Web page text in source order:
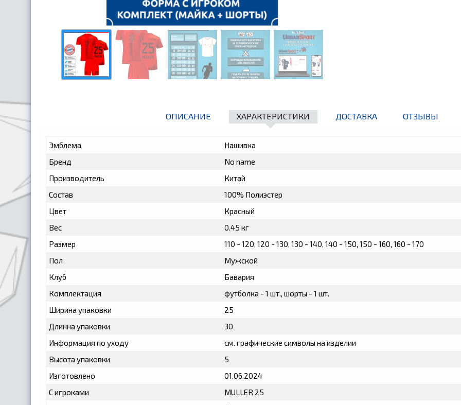
ОПИСАНИЕ ХАРАКТЕРИСТИКИ ДОСТАВКА ОТЗЫВЫ
Эмблема
Нашивка
Бренд
No name
Производитель
Китай
Состав
100% Полиэстер
Цвет
Красный
Вес
0.45 кг
Размер
110 - 120, 120 - 130, 130 - 140, 140 - 150, 150 - 160, 160 - 170
Пол
Мужской
Клуб
Бавария
Комплектация
футболка - 1 шт., шорты - 1 шт.
Ширина упаковки
25
Длинна упаковки
30
Информация по уходу
см. графические символы на изделии
Высота упаковки
5
Изготовлено
01.06.2024
С игроками
MULLER 25